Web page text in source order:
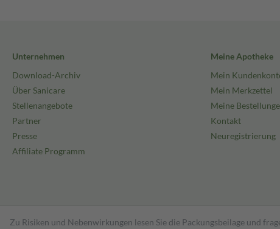
Unternehmen
Download-Archiv
Über Sanicare
Stellenangebote
Partner
Presse
Affiliate Programm
Meine Apotheke
Mein
Mein Merkzettel
Meine
Kontakt
Neuregistrierung
Zu Risiken und Nebenwirkungen lesen Sie die Packungsbeilage und